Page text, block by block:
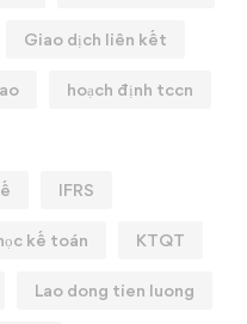
Giao dịch liên kết
hoạch định tccn
IFRS
kế toán KTQT
Lao dong tien luong